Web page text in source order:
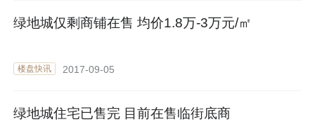
绿地城仅剩商铺在售 均价1.8万-3万元/㎡
楼盘快讯 2017-09-05
绿地城住宅已售完 目前在售临街底商